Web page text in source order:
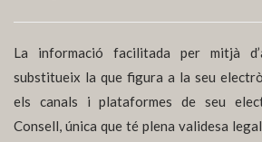
La informació facilitada per mitjà
substitueix la que figura a la seu
els canals i plataformes de seu
Consell, única que té plena validesa